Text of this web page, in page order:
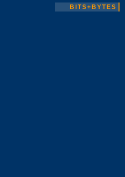
BITS+BYTES